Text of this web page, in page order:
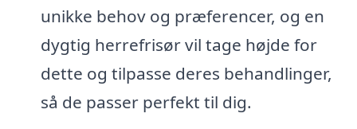
unikke behov og præferencer, og en
dygtig herrefrisør vil tage højde for
dette og tilpasse deres behandlinger,
så de passer perfekt til dig.